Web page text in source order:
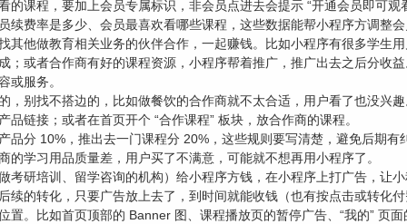
的课程，要加上会员专属标识，非会员点进去会提示 “开通会员即可
续费率是多少、会员最喜欢看哪些课程，这些数据能帮小程序方调整
其他做教育相关业务的伙伴合作，一起赚钱。比如小程序有很多学生
；或者合作商有好的课程资源，小程序帮着推广，推广出去之后分收
或服务。
，别找不搭边的，比如做餐饮的合作商就不太合适，用户看了也没兴
品链接；或者在首页开个 “合作课程” 板块，放合作商的课程。
品分 10%，推出去一门课程分 20%，这些规则要写清楚，避免后期
学习用品质量差，用户买了不满意，可能就不想再用小程序了。
考研培训、留学咨询的机构）给小程序方钱，在小程序上打广告，让
续的转化，只要广告放上去了，到时间就能收钱（也有按点击或转化
置。比如首页顶部的 Banner 图、课程播放页的暂停广告、“我的” 页